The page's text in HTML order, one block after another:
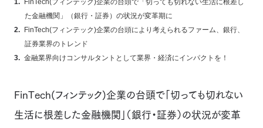
FinTech(フィンテック)企業の台頭で「切っても切れない生活に根差し
た金融機関」（銀行・証券）の状況が変革期に
FinTech(フィンテック)企業の台頭により考えられるファーム、銀行、
証券業界のトレンド
金融業界向けコンサルタントとして業界・経済にインパクトを！
FinTech(フィンテック)企業の台頭で「切っても切れない
生活に根差した金融機関」（銀行・証券）の状況が変革